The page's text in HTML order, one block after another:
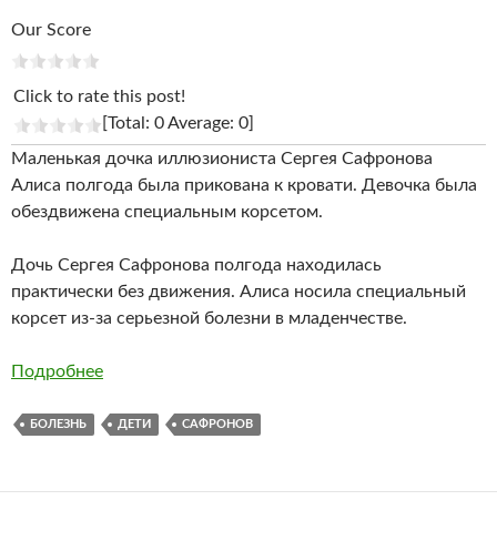
Our Score
Click to rate this post!
[Total: 0 Average: 0]
Маленькая дочка иллюзиониста Сергея Сафронова
Алиса полгода была прикована к кровати. Девочка была
обездвижена специальным корсетом.
Дочь Сергея Сафронова полгода находилась
практически без движения. Алиса носила специальный
корсет из-за серьезной болезни в младенчестве.
Подробнее
БОЛЕЗНЬ ДЕТИ САФРОНОВ